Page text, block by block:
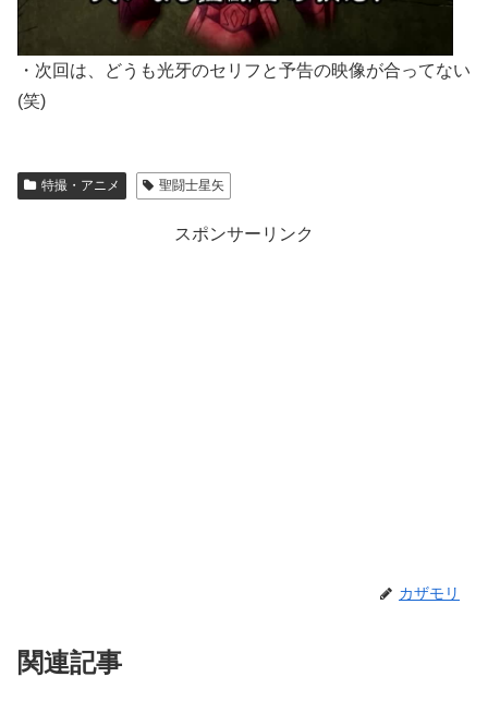
・次回は、どうも光牙のセリフと予告の映像が合ってない
(笑)
特撮・アニメ 聖闘士星矢
スポンサーリンク
カザモリ
関連記事